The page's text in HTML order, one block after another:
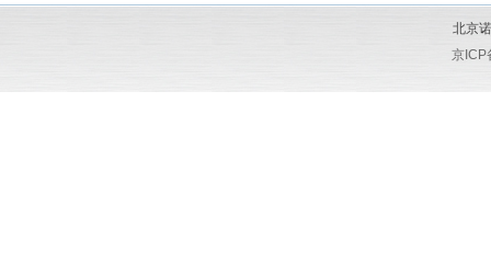
北京
京ICP